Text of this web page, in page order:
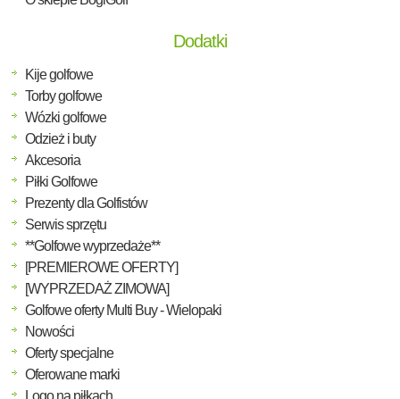
Dodatki
Kije golfowe
Torby golfowe
Wózki golfowe
Odzież i buty
Akcesoria
Piłki Golfowe
Prezenty dla Golfistów
Serwis sprzętu
**Golfowe wyprzedaże**
[PREMIEROWE OFERTY]
[WYPRZEDAŻ ZIMOWA]
Golfowe oferty Multi Buy - Wielopaki
Nowości
Oferty specjalne
Oferowane marki
Logo na piłkach